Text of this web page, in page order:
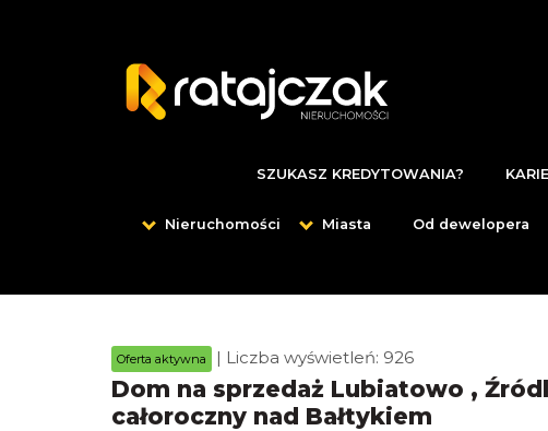
SZUKASZ KREDYTOWANIA?
Nieruchomości Miasta Od dewelopera
Oferta aktywna | Liczba wyświetleń: 926
Dom na sprzedaż Lubiatowo ,
całoroczny nad Bałtykiem